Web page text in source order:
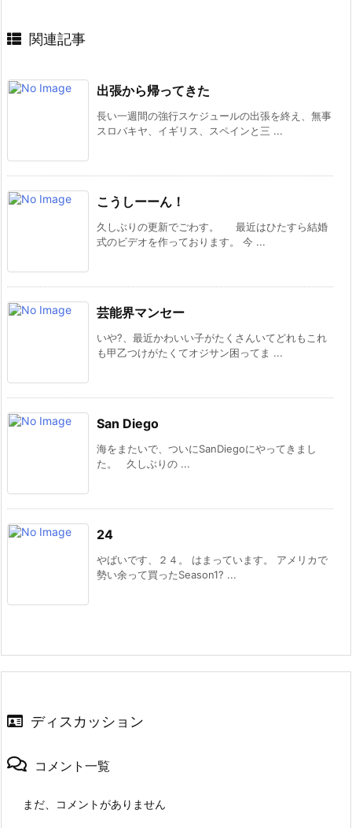
関連記事
出張から帰ってきた
長い一週間の強行スケジュールの出張を終え、無事
スロバキヤ、イギリス、スペインと三 ...
こうしーーん！
久しぶりの更新でごわす。 最近はひたすら結婚
式のビデオを作っております。 今 ...
芸能界マンセー
いや?、最近かわいい子がたくさんいてどれもこれ
も甲乙つけがたくてオジサン困ってま ...
San Diego
海をまたいで、ついにSanDiegoにやってきまし
た。 久しぶりの ...
24
やばいです、２４。 はまっています。 アメリカで
勢い余って買ったSeason1? ...
ディスカッション
コメント一覧
まだ、コメントがありません